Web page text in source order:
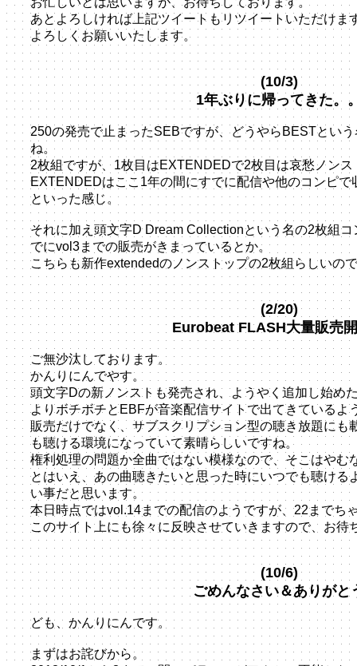
あとよろしければ上記ツイートもリツイートいただけま
よろしくお願いいたします。
(10/3)
1年ぶりに帰ってきた。
250の発売で止まったSEBですが、どうやらBESTとい
ね。
2枚組ですが、1枚目はEXTENDEDで2枚目は哀愁ノン
EXTENDEDはここ1年の間にすでに配信や他のコンピで
といった感じ。
それに加え頭文字D Dream Collectionという名の2枚組
でにvol3までの販売がきまっているとか。
こちらも新作extendedのノンストップの2枚組らしいの
(2/20)
Eurobeat FLASH大量販売
ご無沙汰しております。
かんりにんでやす。
頭文字Dの新ノンストも発売され、ようやく追加し始め
よりボチボチとEBFが音楽配信サイトで出てきているよ
販売だけでなく、サブスクリプション型の聴き放題にも
も聴ける環境になっていて素晴らしいですね。
権利処理の問題か全曲ではない模様なので、そこはやむ
とはいえ、あの曲聴きたいと思った時にいつでも聴ける
い事だと思います。
本日時点ではvol.14までの配信のようですが、22までち
このサイト上にも徐々に反映させていきますので、お待
(10/6)
ごめんなさい＆ありがと
ども、かんりにんです。
まずはお詫びから。